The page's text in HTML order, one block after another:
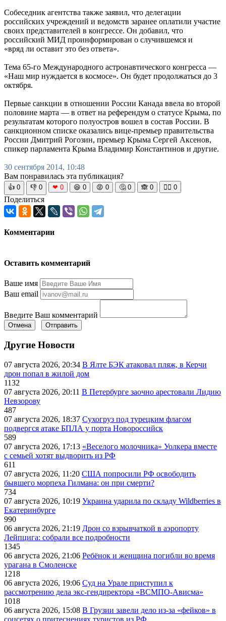
Собеседник агентства также заявил, что делегации
российских учреждений и ведомств заранее оплатили участие
своих представителей в конгрессе. Он добавил, что
российский МИД проинформирован о случившемся и
«вряд ли оставит это без ответа».
Тема 65-го Международного астронавтического конгресса —
«Наш мир нуждается в космосе». Он будет продолжаться до 3
октября.
Первые санкции в отношении России Канада ввела во второй
половине марта — в ответ на референдум о статусе Крыма, по
результатам которого полуостров вошел в состав России. В
санкционном списке оказались вице-премьер правительства
России Дмитрий Рогозин, премьер Крыма Сергей Аксенов,
спикер парламента Крыма Владимир Константинов и другие.
30 сентября 2014, 10:48
Вам понравилась эта публикация?
👍 0 👎 0 ❤ 0 😆 0 😡 0 🤔 0 🙈 0 🧘‍♀️ 0
Поделиться
Комментарии
Оставить комментарий
Ваше имя
Ваш email
Введите Ваш комментарий
Отмена Отправить
Другие Новости
07 августа 2026, 20:34 В Ялте БЭК атаковал пляж, в Керчи
дрон попал в жилой дом
1132
07 августа 2026, 20:11 В Петербурге заочно арестовали Лидию
Невзорову
487
07 августа 2026, 18:37 Сухогруз под турецким флагом
подвергся атаке БПЛА у порта Новороссийск
589
07 августа 2026, 17:13 «Веселого молочника» Уолкера вместе
с семьей хотят выдворить из РФ
611
07 августа 2026, 11:20 США попросили РФ освободить
бывшего морпеха Гилмана: он при смерти?
734
07 августа 2026, 10:19 Украина ударила по складу Wildberries в
Екатеринбурге
990
06 августа 2026, 21:19 Дрон со взрывчаткой в аэропорту
Лейпцига: собрали все подробности
1345
06 августа 2026, 21:06 Ребёнок и женщина погибли во время
урагана в Смоленске
1218
06 августа 2026, 19:06 Суд на Урале приступил к
рассмотрению дела экс-гендиректора «ВСМПО-Ависма»
1018
06 августа 2026, 15:08 В Грузии завели дело из-за «фейков» в